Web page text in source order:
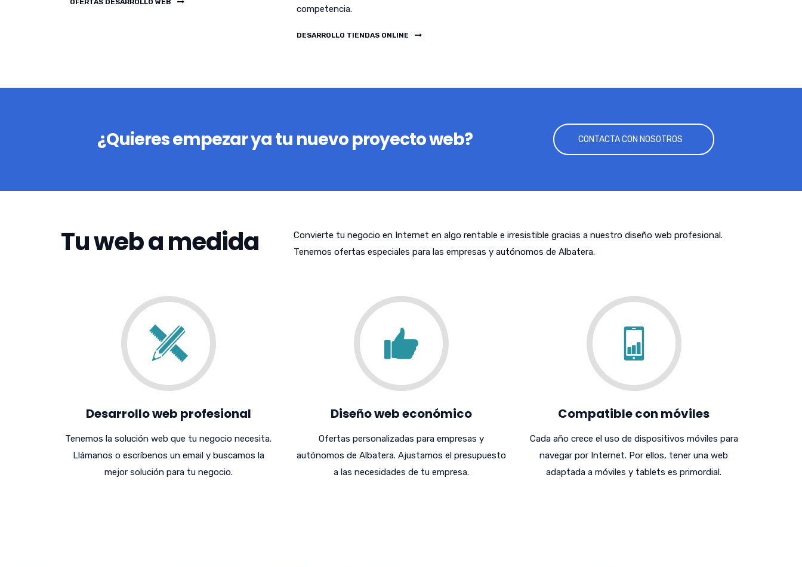
OFERTAS DESARROLLO WEB
competencia.
DESARROLLO TIENDAS ONLINE
¿Quieres empezar ya tu nuevo proyecto web? CONTACTA CON NOSOTROS
Tu web a medida
Convierte tu negocio en Internet en algo rentable e irresistible gracias a nuestro diseño web profesional.
Tenemos ofertas especiales para las empresas y autónomos de Albatera.
Desarrollo web profesional
Tenemos la solución web que tu negocio necesita.
Llámanos o escríbenos un email y buscamos la
mejor solución para tu negocio.
Diseño web económico
Ofertas personalizadas para empresas y
autónomos de Albatera. Ajustamos el presupuesto
a las necesidades de tu empresa.
Compatible con móviles
Cada año crece el uso de dispositivos móviles para
navegar por Internet. Por ellos, tener una web
adaptada a móviles y tablets es primordial.